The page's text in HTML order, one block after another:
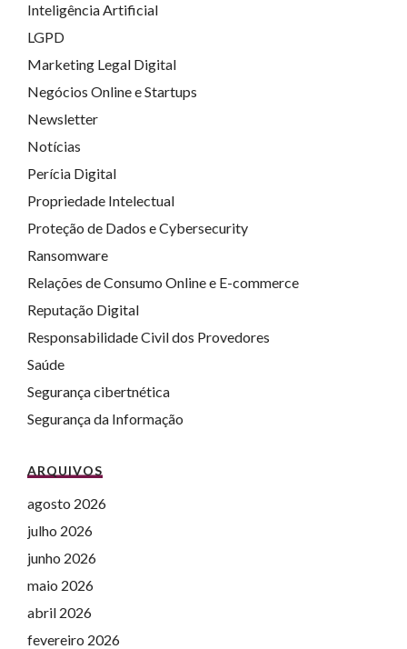
Inteligência Artificial
LGPD
Marketing Legal Digital
Negócios Online e Startups
Newsletter
Notícias
Perícia Digital
Propriedade Intelectual
Proteção de Dados e Cybersecurity
Ransomware
Relações de Consumo Online e E-commerce
Reputação Digital
Responsabilidade Civil dos Provedores
Saúde
Segurança cibertnética
Segurança da Informação
ARQUIVOS
agosto 2026
julho 2026
junho 2026
maio 2026
abril 2026
fevereiro 2026